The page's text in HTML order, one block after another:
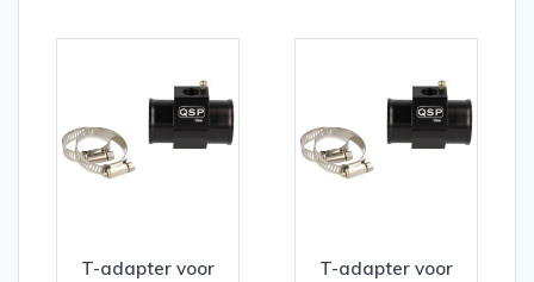
T-adapter voor
T-adapter voor